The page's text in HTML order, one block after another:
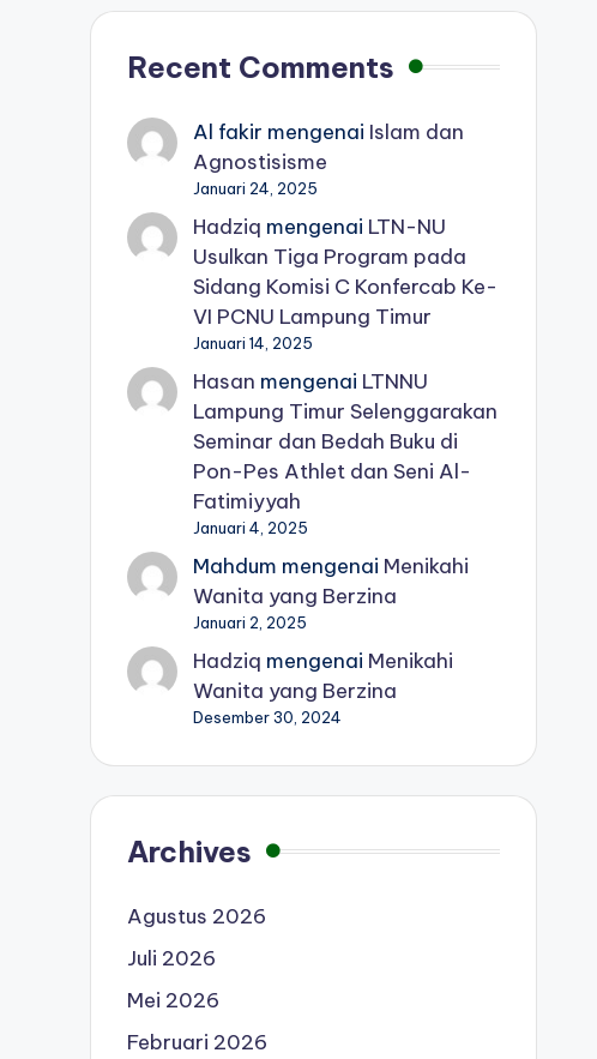
Recent Comments
Al fakir mengenai Islam dan
Agnostisisme
Januari 24, 2025
Hadziq mengenai LTN-NU
Usulkan Tiga Program pada
Sidang Komisi C Konfercab Ke-
VI PCNU Lampung Timur
Januari 14, 2025
Hasan mengenai LTNNU
Lampung Timur Selenggarakan
Seminar dan Bedah Buku di
Pon-Pes Athlet dan Seni Al-
Fatimiyyah
Januari 4, 2025
Mahdum mengenai Menikahi
Wanita yang Berzina
Januari 2, 2025
Hadziq mengenai Menikahi
Wanita yang Berzina
Desember 30, 2024
Archives
Agustus 2026
Juli 2026
Mei 2026
Februari 2026